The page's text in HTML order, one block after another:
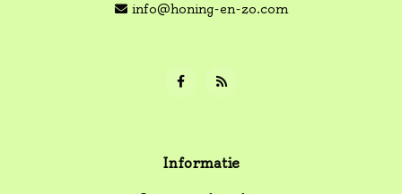
info@honing-en-zo.com
Informatie